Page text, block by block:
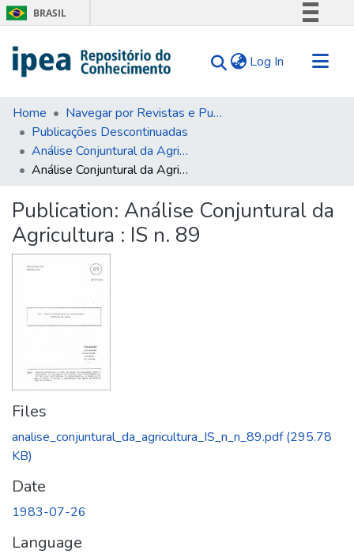
BRASIL
Comunica BR
Acesso à informação
Log In (current)
Communities & Collections
Search for
Statistics
About Us
Home
Navegar por Revistas e Publicações Seriadas
Publicações Descontinuadas
Análise Conjuntural da Agricultura
Análise Conjuntural da Agricultura : IS n. 89
Publication: Análise Conjuntural da
Agricultura : IS n. 89
Files
analise_conjuntural_da_agricultura_IS_n_n_89.pdf(295.78
KB)
Date
1983-07-26
Language